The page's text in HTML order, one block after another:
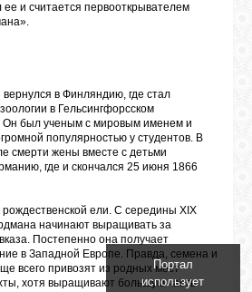
ее и считается первооткрывателем
вернулся в Финляндию, где стал
в Гельсингфорсском
Он был ученым с мировым именем и
популярностью у студентов. В
смерти жены вместе с детьми
где и скончался 25 июня 1866
рождественской ели. С середины XIX
начинают выращивать за
Постепенно она получает
в Западной Европе. Правда, семена и
всего привозят из родных мест
хотя выращивают большую часть
Портал
использует